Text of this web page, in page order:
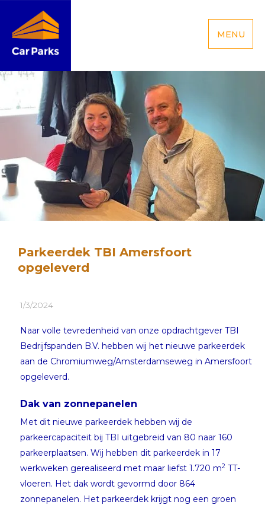
MENU
Parkeerdek TBI Amersfoort
opgeleverd
1/3/2024
Naar volle tevredenheid van onze opdrachtgever TBI
Bedrijfspanden B.V. hebben wij het nieuwe parkeerdek
aan de Chromiumweg/Amsterdamseweg in Amersfoort
opgeleverd.
Dak van zonnepanelen
Met dit nieuwe parkeerdek hebben wij de
parkeercapaciteit bij TBI uitgebreid van 80 naar 160
parkeerplaatsen. Wij hebben dit parkeerdek in 17
werkweken gerealiseerd met maar liefst 1.720 m2 TT-
vloeren. Het dak wordt gevormd door 864
zonnepanelen. Het parkeerdek krijgt nog een groen